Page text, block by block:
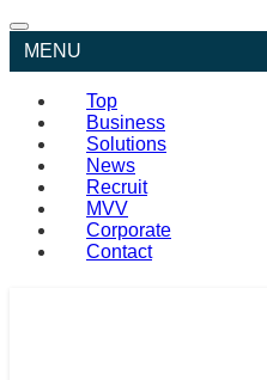
MENU
Top
Business
Solutions
News
Recruit
MVV
Corporate
Contact